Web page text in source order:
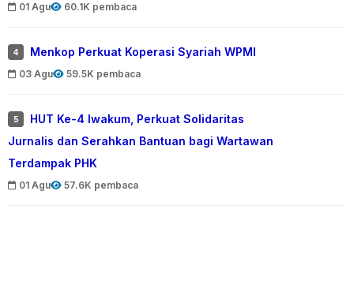
01 Agu 60.1K pembaca
4 Menkop Perkuat Koperasi Syariah WPMI
03 Agu 59.5K pembaca
5
HUT Ke-4 Iwakum, Perkuat Solidaritas
Jurnalis dan Serahkan Bantuan bagi Wartawan
Terdampak PHK
01 Agu 57.6K pembaca